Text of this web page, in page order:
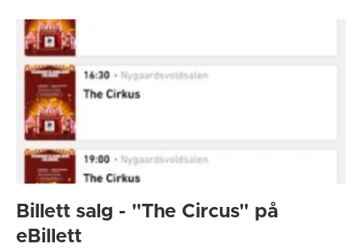
Billett salg - "The Circus" på
eBillett